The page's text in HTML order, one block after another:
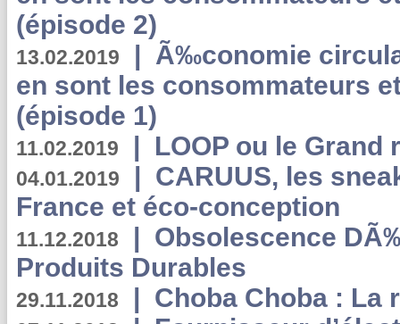
(épisode 2)
13.02.2019 | Ã‰conomie
en sont les consommateurs
(épisode 1)
11.02.2019 | LOOP ou le Grand
04.01.2019 | CARUUS, les
France et éco-conception
11.12.2018 | Obsolescence
Produits Durables
29.11.2018 | Choba Choba : La